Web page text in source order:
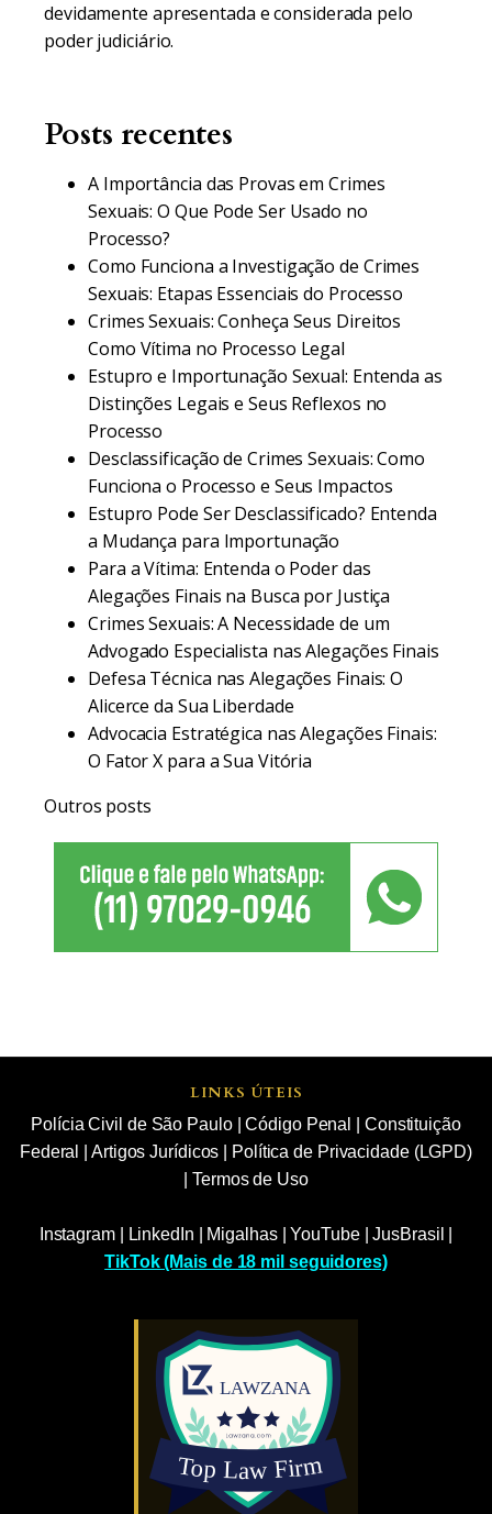
devidamente apresentada e considerada pelo
poder judiciário.
Posts recentes
A Importância das Provas em Crimes
Sexuais: O Que Pode Ser Usado no
Processo?
Como Funciona a Investigação de Crimes
Sexuais: Etapas Essenciais do Processo
Crimes Sexuais: Conheça Seus Direitos
Como Vítima no Processo Legal
Estupro e Importunação Sexual: Entenda as
Distinções Legais e Seus Reflexos no
Processo
Desclassificação de Crimes Sexuais: Como
Funciona o Processo e Seus Impactos
Estupro Pode Ser Desclassificado? Entenda
a Mudança para Importunação
Para a Vítima: Entenda o Poder das
Alegações Finais na Busca por Justiça
Crimes Sexuais: A Necessidade de um
Advogado Especialista nas Alegações Finais
Defesa Técnica nas Alegações Finais: O
Alicerce da Sua Liberdade
Advocacia Estratégica nas Alegações Finais:
O Fator X para a Sua Vitória
Outros posts
LINKS ÚTEIS
Polícia Civil de São Paulo|Código Penal
Constituição
Federal
Artigos Jurídicos
Política de Privacidade (LGPD)
|Termos de Uso
Instagram| LinkedIn Migalhas|YouTube|JusBrasil
TikTok (Mais de 18 mil seguidores)